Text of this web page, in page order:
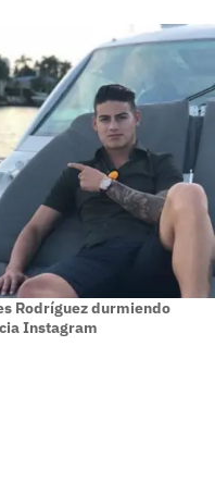
Rodríguez durmiendo
Instagram